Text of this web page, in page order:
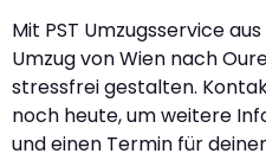
Mit PST Umzugsservice
Umzug von Wien nach
stressfrei gestalten.
noch heute, um weitere
und einen Termin für